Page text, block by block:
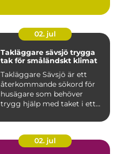
02. jul
Takläggare sävsjö trygga
tak för småländskt klimat
Takläggare Sävsjö är ett
återkommande sökord för
husägare som behöver
trygg hjälp med taket i ett
02. jul